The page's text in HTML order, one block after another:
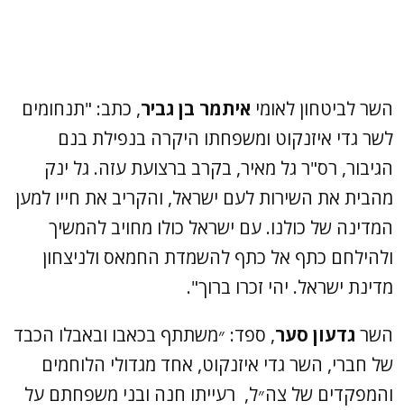
השר לביטחון לאומי איתמר בן גביר, כתב: "תנחומים
לשר גדי איזנקוט ומשפחתו היקרה בנפילת בנם
הגיבור, רס"ר גל מאיר, בקרב ברצועת עזה. גל ינק
מהבית את השירות לעם ישראל, והקריב את חייו למען
המדינה של כולנו. עם ישראל כולו מחויב להמשיך
ולהילחם כתף אל כתף להשמדת החמאס ולניצחון
מדינת ישראל. יהי זכרו ברוך".
השר גדעון סער, ספד: ״משתתף בכאבו ובאבלו הכבד
של חברי, השר גדי איזנקוט, אחד מגדולי הלוחמים
והמפקדים של צה״ל, רעייתו חנה ובני משפחתם על